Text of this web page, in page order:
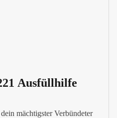
Ausfüllhilfe
mächtigster Verbündeter